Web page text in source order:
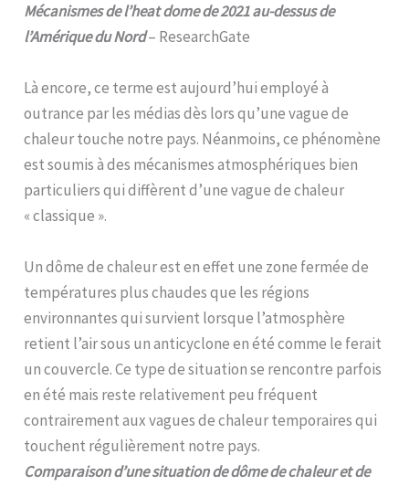
Mécanismes de l’heat dome de 2021 au-dessus de
l’Amérique du Nord– ResearchGate
Là encore, ce terme est aujourd’hui employé à
outrance par les médias dès lors qu’une vague de
chaleur touche notre pays. Néanmoins, ce phénomène
est soumis à des mécanismes atmosphériques bien
particuliers qui diffèrent d’une vague de chaleur
« classique ».
Un dôme de chaleur est en effet une zone fermée de
températures plus chaudes que les régions
environnantes qui survient lorsque l’atmosphère
retient l’air sous un anticyclone en été comme le ferait
un couvercle. Ce type de situation se rencontre parfois
en été mais reste relativement peu fréquent
contrairement aux vagues de chaleur temporaires qui
touchent régulièrement notre pays.
Comparaison d’une situation de dôme de chaleur et de